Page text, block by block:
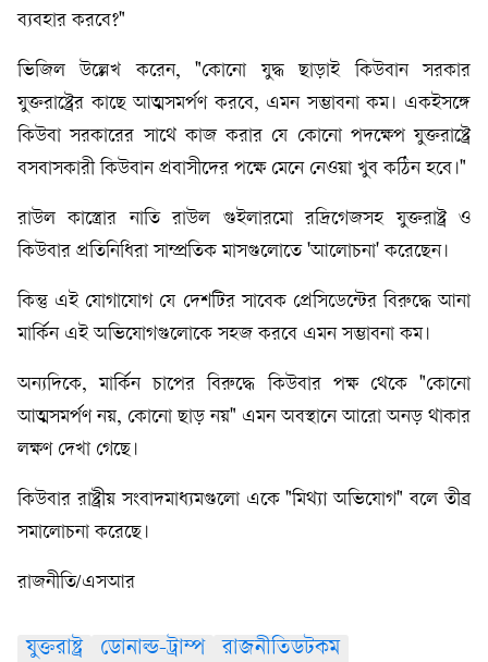
ব্যবহার করবে?"
ভিজিল উল্লেখ করেন, "কোনো যুদ্ধ ছাড়াই কিউবান সরকার
যুক্তরাষ্ট্রের কাছে আত্মসমর্পণ করবে, এমন সম্ভাবনা কম। একইসঙ্গে
কিউবা সরকারের সাথে কাজ করার যে কোনো পদক্ষেপ যুক্তরাষ্ট্রে
বসবাসকারী কিউবান প্রবাসীদের পক্ষে মেনে নেওয়া খুব কঠিন হবে।"
রাউল কাস্ত্রোর নাতি রাউল গুইলারমো রদ্রিগেজসহ যুক্তরাষ্ট্র ও
কিউবার প্রতিনিধিরা সাম্প্রতিক মাসগুলোতে 'আলোচনা' করেছেন।
কিন্তু এই যোগাযোগ যে দেশটির সাবেক প্রেসিডেন্টের বিরুদ্ধে আনা
মার্কিন এই অভিযোগগুলোকে সহজ করবে এমন সম্ভাবনা কম।
অন্যদিকে, মার্কিন চাপের বিরুদ্ধে কিউবার পক্ষ থেকে "কোনো
আত্মসমর্পণ নয়, কোনো ছাড় নয়" এমন অবস্থানে আরো অনড় থাকার
লক্ষণ দেখা গেছে।
কিউবার রাষ্ট্রীয় সংবাদমাধ্যমগুলো একে "মিথ্যা অভিযোগ" বলে তীব্র
সমালোচনা করেছে।
রাজনীতি/এসআর
যুক্তরাষ্ট্র ডোনাল্ড-ট্রাম্প রাজনীতিডটকম